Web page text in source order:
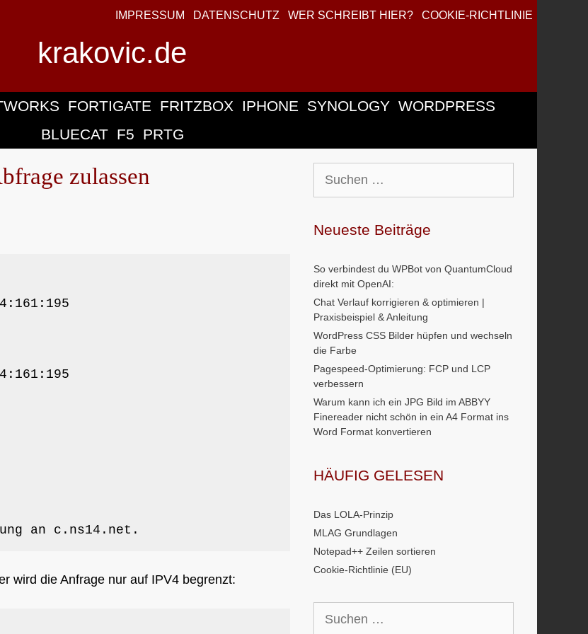
IMPRESSUM DATENSCHUTZ WER SCHREIBT HIER? COOKIE-RICHTLINIE
krakovic.de
FORTIGATE FRITZBOX IPHONE SYNOLOGY WORDPRESS
BLUECAT F5 PRTG
zulassen
an c.ns14.net.
wird die Anfrage nur auf IPV4 begrenzt:
nach:
Neueste Beiträge
So verbindest du WPBot von QuantumCloud
direkt mit OpenAI:
Chat Verlauf korrigieren & optimieren |
Praxisbeispiel & Anleitung
WordPress CSS Bilder hüpfen und wechseln
die Farbe
Pagespeed-Optimierung: FCP und LCP
verbessern
Warum kann ich ein JPG Bild im ABBYY
Finereader nicht schön in ein A4 Format ins
Word Format konvertieren
HÄUFIG GELESEN
Das LOLA-Prinzip
MLAG Grundlagen
Notepad++ Zeilen sortieren
Cookie-Richtlinie (EU)
nach: